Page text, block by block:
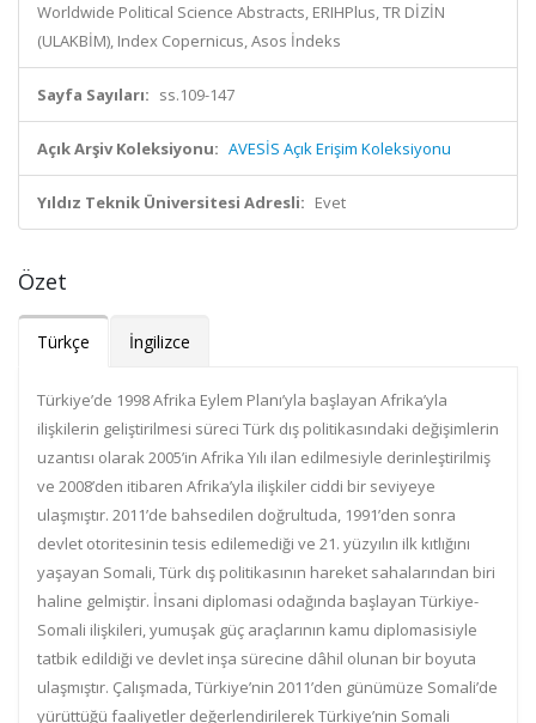
Worldwide Political Science Abstracts, ERIHPlus, TR DİZİN
(ULAKBİM), Index Copernicus, Asos İndeks
Sayfa Sayıları: ss.109-147
Açık Arşiv Koleksiyonu: AVESİS Açık Erişim Koleksiyonu
Yıldız Teknik Üniversitesi Adresli: Evet
Özet
Türkçe İngilizce
Türkiye’de 1998 Afrika Eylem Planı’yla başlayan Afrika’yla
ilişkilerin geliştirilmesi süreci Türk dış politikasındaki değişimlerin
uzantısı olarak 2005’in Afrika Yılı ilan edilmesiyle derinleştirilmiş
ve 2008’den itibaren Afrika’yla ilişkiler ciddi bir seviyeye
ulaşmıştır. 2011’de bahsedilen doğrultuda, 1991’den sonra
devlet otoritesinin tesis edilemediği ve 21. yüzyılın ilk kıtlığını
yaşayan Somali, Türk dış politikasının hareket sahalarından biri
haline gelmiştir. İnsani diplomasi odağında başlayan Türkiye-
Somali ilişkileri, yumuşak güç araçlarının kamu diplomasisiyle
tatbik edildiği ve devlet inşa sürecine dâhil olunan bir boyuta
ulaşmıştır. Çalışmada, Türkiye’nin 2011’den günümüze Somali’de
yürüttüğü faaliyetler değerlendirilerek Türkiye’nin Somali